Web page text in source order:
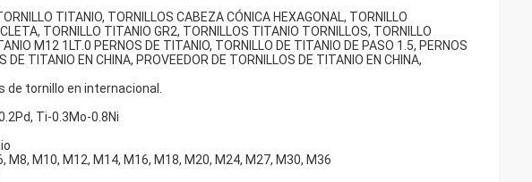
TITANIO, TORNILLOS CABEZA CÓNICA HEXAGONAL, TORNILLO
TORNILLO TITANIO GR2, TORNILLOS TITANIO TORNILLOS, TORNILLO
M12 1LT.0 PERNOS DE TITANIO, TORNILLO DE TITANIO DE PASO 1.5, PERNOS
TITANIO EN CHINA, PROVEEDOR DE TORNILLOS DE TITANIO EN CHINA,
tornillo en internacional.
Ti-0.3Mo-0.8Ni
M8, M10, M12, M14, M16, M18, M20, M24, M27, M30, M36